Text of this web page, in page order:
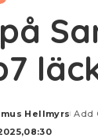
Hellmyrs Add